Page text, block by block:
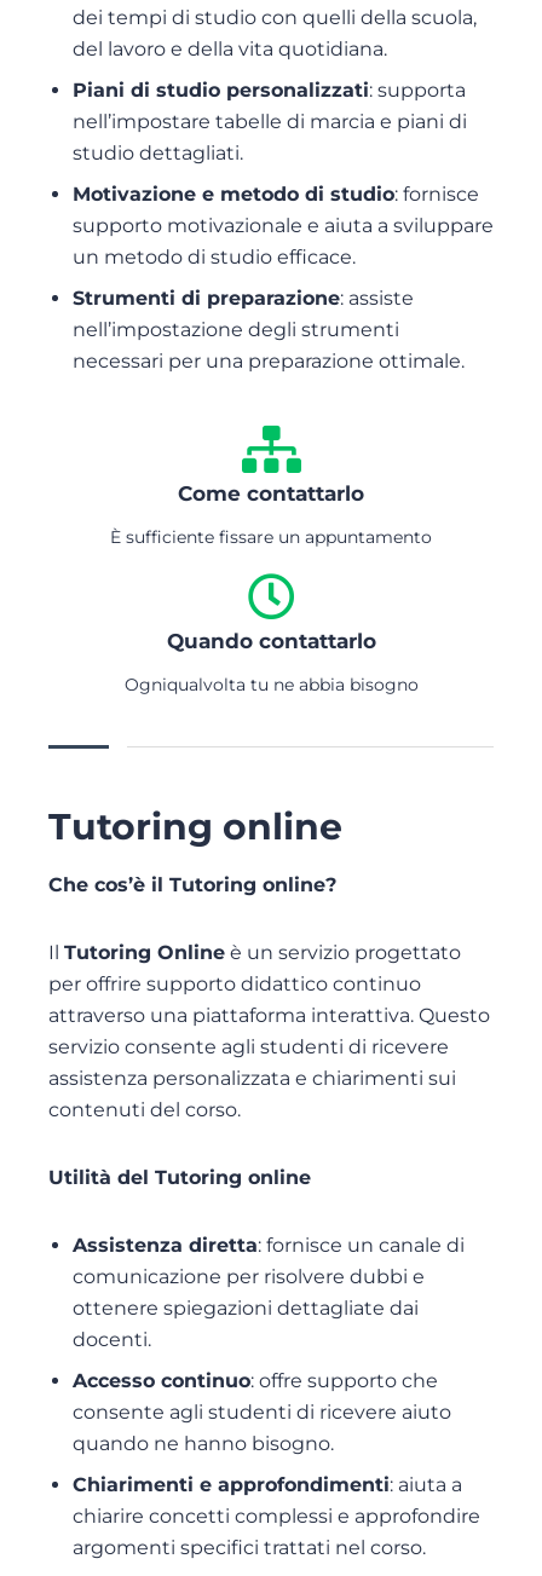
dei tempi di studio con quelli della scuola,
del lavoro e della vita quotidiana.
Piani di studio personalizzati: supporta
nell’impostare tabelle di marcia e piani di
studio dettagliati.
Motivazione e metodo di studio: fornisce
supporto motivazionale e aiuta a sviluppare
un metodo di studio efficace.
Strumenti di preparazione: assiste
nell’impostazione degli strumenti
necessari per una preparazione ottimale.
Come contattarlo
È sufficiente fissare un appuntamento
Quando contattarlo
Ogniqualvolta tu ne abbia bisogno
Tutoring online
Che cos’è il Tutoring online?
Il Tutoring Online è un servizio progettato
per offrire supporto didattico continuo
attraverso una piattaforma interattiva. Questo
servizio consente agli studenti di ricevere
assistenza personalizzata e chiarimenti sui
contenuti del corso.
Utilità del Tutoring online
Assistenza diretta: fornisce un canale di
comunicazione per risolvere dubbi e
ottenere spiegazioni dettagliate dai
docenti.
Accesso continuo: offre supporto che
consente agli studenti di ricevere aiuto
quando ne hanno bisogno.
Chiarimenti e approfondimenti: aiuta a
chiarire concetti complessi e approfondire
argomenti specifici trattati nel corso.